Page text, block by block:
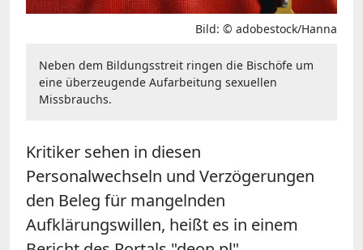
Bild: © adobestock/Hanna
Neben dem Bildungsstreit ringen die Bischöfe um
eine überzeugende Aufarbeitung sexuellen
Missbrauchs.
Kritiker sehen in diesen
Personalwechseln und Verzögerungen
den Beleg für mangelnden
Aufklärungswillen, heißt es in einem